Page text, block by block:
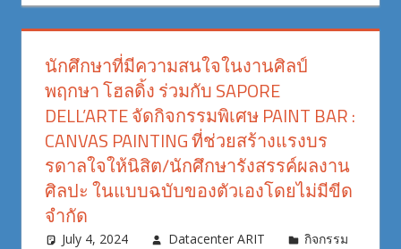
นักศึกษาที่มีความสนใจในงานศิลป์
พฤกษา โฮลดิ้ง ร่วมกับ SAPORE
DELL’ARTE จัดกิจกรรมพิเศษ PAINT BAR :
CANVAS PAINTING ที่ช่วยสร้างแรงบร
รดาลใจให้นิสิต/นักศึกษารังสรรค์ผลงาน
ศิลปะ ในแบบฉบับของตัวเองโดยไม่มีขีด
จำกัด
July 4, 2024 Datacenter ARIT
กิจกรรม